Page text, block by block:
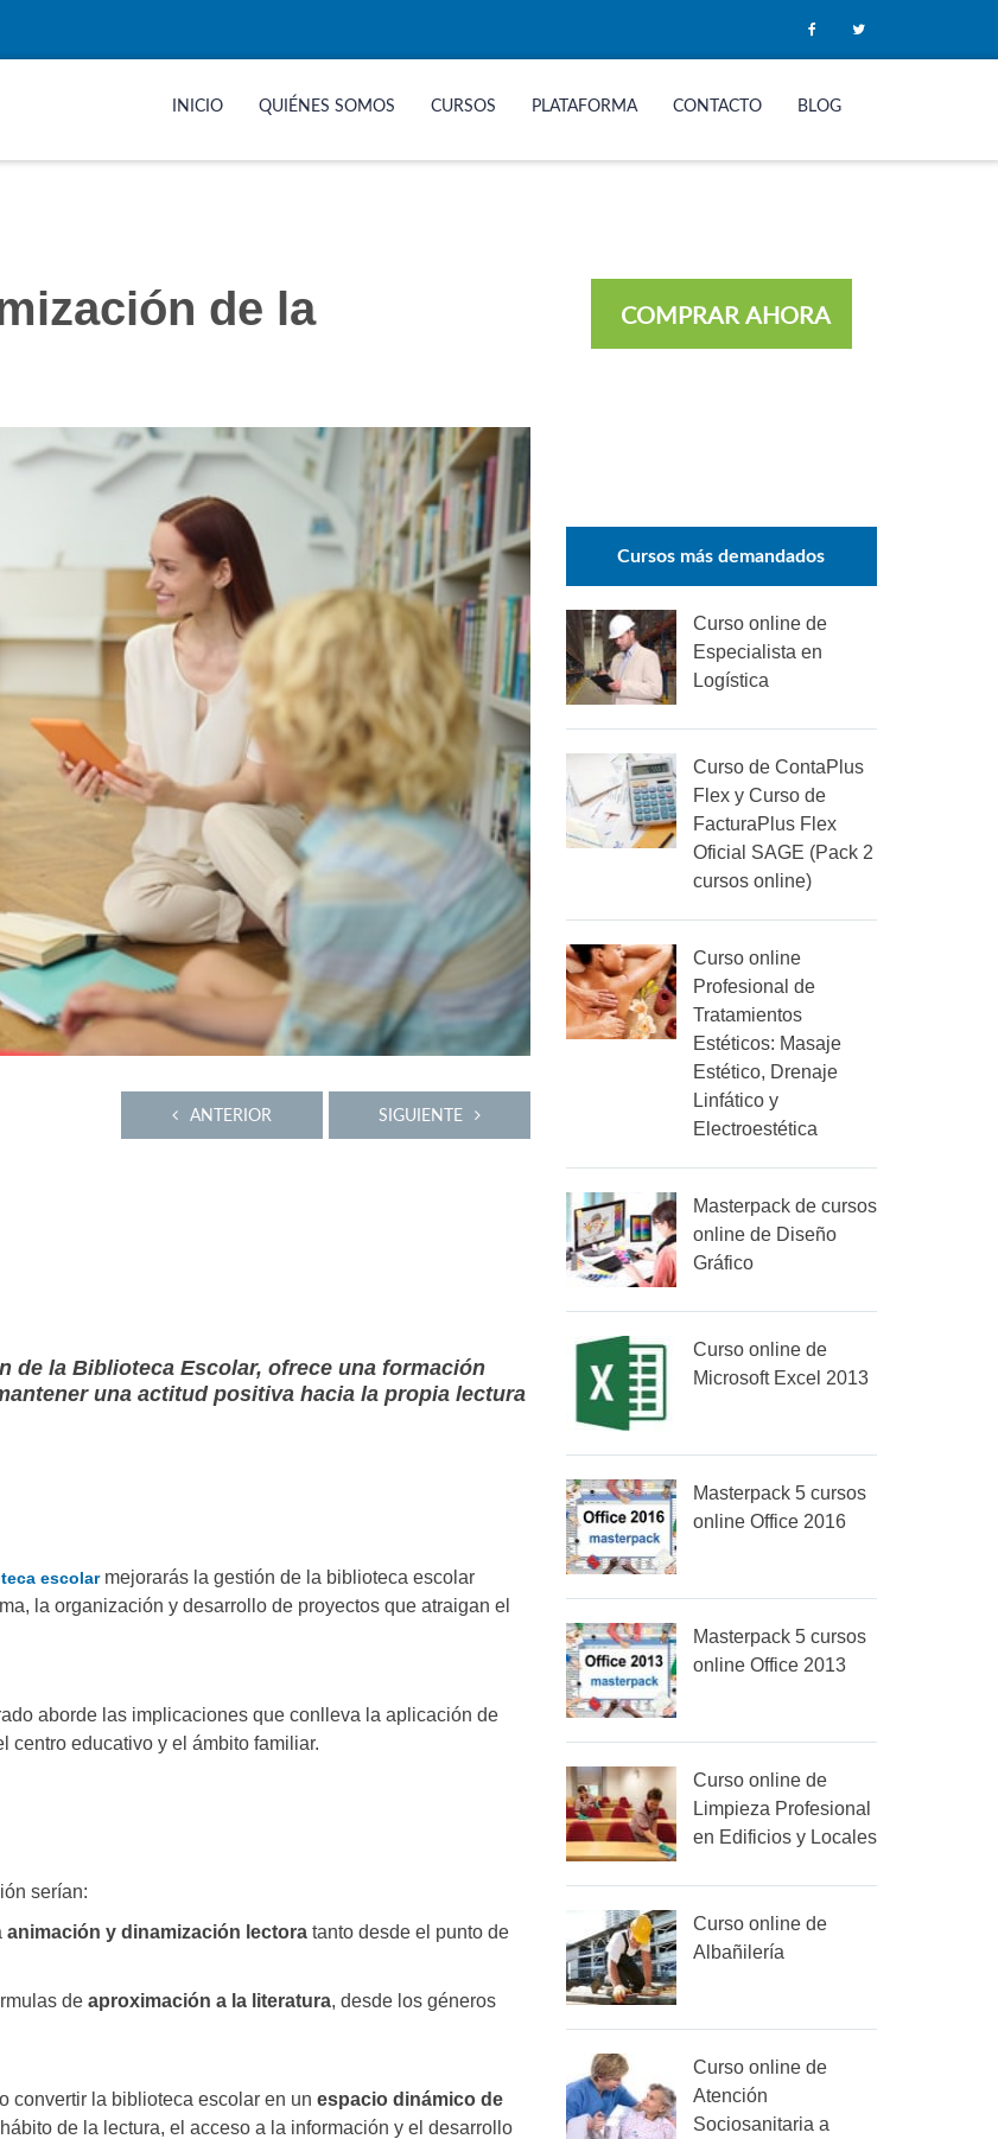
INICIO QUIÉNES SOMOS CURSOS PLATAFORMA CONTACTO BLOG
de la
SIGUIENTE
ANTERIOR
de la Biblioteca Escolar, ofrece una formación
una actitud positiva hacia la propia lectura
escolarmejorarás la gestión de la biblioteca escolar
la organización y desarrollo de proyectos que atraigan el
aborde las implicaciones que conlleva la aplicación de
centro educativo y el ámbito familiar.
serían:
animación y dinamización lectora tanto desde el punto de
de aproximación a la literatura, desde los géneros
convertir la biblioteca escolar en un espacio dinámico de
de la lectura, el acceso a la información y el desarrollo
COMPRAR AHORA
Cursos más demandados
Curso online de
Especialista en
Logística
Curso de ContaPlus
Flex y Curso de
FacturaPlus Flex
Oficial SAGE (Pack 2
cursos online)
Curso online
Profesional de
Tratamientos
Estéticos: Masaje
Estético, Drenaje
Linfático y
Electroestética
Masterpack de cursos
online de Diseño
Gráfico
Curso online de
Microsoft Excel 2013
Masterpack 5 cursos
online Office 2016
Masterpack 5 cursos
online Office 2013
Curso online de
Limpieza Profesional
en Edificios y Locales
Curso online de
Albañilería
Curso online de
Atención
Sociosanitaria a